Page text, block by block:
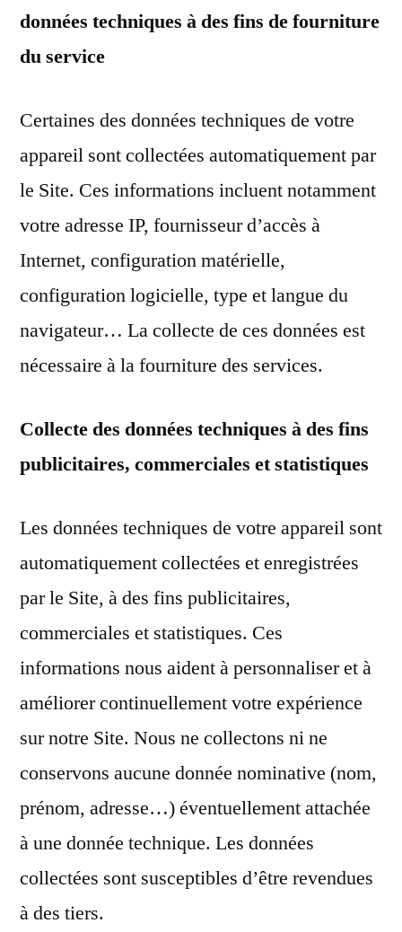
données techniques à des fins de fourniture
du service
Certaines des données techniques de votre
appareil sont collectées automatiquement par
le Site. Ces informations incluent notamment
votre adresse IP, fournisseur d’accès à
Internet, configuration matérielle,
configuration logicielle, type et langue du
navigateur… La collecte de ces données est
nécessaire à la fourniture des services.
Collecte des données techniques à des fins
publicitaires, commerciales et statistiques
Les données techniques de votre appareil sont
automatiquement collectées et enregistrées
par le Site, à des fins publicitaires,
commerciales et statistiques. Ces
informations nous aident à personnaliser et à
améliorer continuellement votre expérience
sur notre Site. Nous ne collectons ni ne
conservons aucune donnée nominative (nom,
prénom, adresse…) éventuellement attachée
à une donnée technique. Les données
collectées sont susceptibles d’être revendues
à des tiers.